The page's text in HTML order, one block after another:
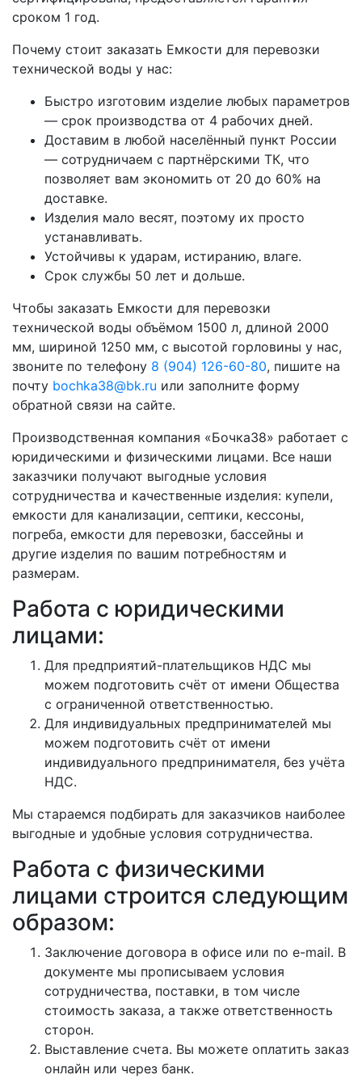
сроком 1 год.
Почему стоит заказать Емкости для перевозки
технической воды у нас:
Быстро изготовим изделие любых параметров
— срок производства от 4 рабочих дней.
Доставим в любой населённый пункт России
— сотрудничаем с партнёрскими ТК, что
позволяет вам экономить от 20 до 60% на
доставке.
Изделия мало весят, поэтому их просто
устанавливать.
Устойчивы к ударам, истиранию, влаге.
Срок службы 50 лет и дольше.
Чтобы заказать Емкости для перевозки
технической воды объёмом 1500 л, длиной 2000
мм, шириной 1250 мм, с высотой горловины у нас,
звоните по телефону 8 (904) 126-60-80, пишите на
почту bochka38@bk.ru или заполните форму
обратной связи на сайте.
Производственная компания «Бочка38» работает с
юридическими и физическими лицами. Все наши
заказчики получают выгодные условия
сотрудничества и качественные изделия: купели,
емкости для канализации, септики, кессоны,
погреба, емкости для перевозки, бассейны и
другие изделия по вашим потребностям и
размерам.
Работа с юридическими
лицами:
Для предприятий-плательщиков НДС мы
можем подготовить счёт от имени Общества
с ограниченной ответственностью.
Для индивидуальных предпринимателей мы
можем подготовить счёт от имени
индивидуального предпринимателя, без учёта
НДС.
Мы стараемся подбирать для заказчиков наиболее
выгодные и удобные условия сотрудничества.
Работа с физическими
лицами строится следующим
образом:
Заключение договора в офисе или по e-mail. В
документе мы прописываем условия
сотрудничества, поставки, в том числе
стоимость заказа, а также ответственность
сторон.
Выставление счета. Вы можете оплатить заказ
онлайн или через банк.